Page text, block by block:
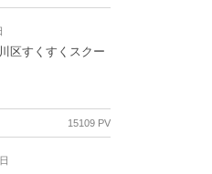
区すくすくスクー
15109 PV